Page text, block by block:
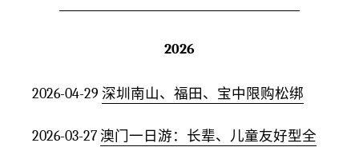
2026
2026-04-29 深圳南山、福田、宝中限购松绑
2026-03-27 澳门一日游：长辈、儿童友好型全